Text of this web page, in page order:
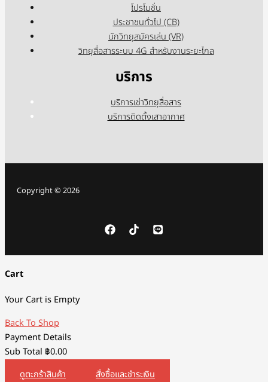
โปรโมชั่น
ประชาชนทั่วไป (CB)
นักวิทยุสมัครเล่น (VR)
วิทยุสื่อสารระบบ 4G สำหรับงานระยะไกล
บริการ
บริการเช่าวิทยุสื่อสาร
บริการติดตั้งเสาอากาศ
Copyright © 2026
Cart
Your Cart is Empty
Back To Shop
Payment Details
Sub Total ฿0.00
ดูตะกร้าสินค้า
สั่งซื้อและชำระเงิน